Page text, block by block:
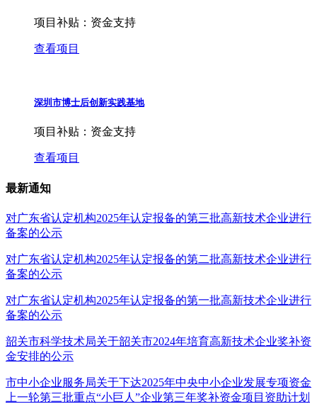
项目补贴： 资金支持
查看项目
深圳市博士后创新实践基地
项目补贴： 资金支持
查看项目
最新通知
对广东省认定机构2025年认定报备的第三批高新技术企业进行
备案的公示
对广东省认定机构2025年认定报备的第二批高新技术企业进行
备案的公示
对广东省认定机构2025年认定报备的第一批高新技术企业进行
备案的公示
韶关市科学技术局关于韶关市2024年培育高新技术企业奖补资
金安排的公示
市中小企业服务局关于下达2025年中央中小企业发展专项资金
上一轮第三批重点“小巨人”企业第三年奖补资金项目资助计划